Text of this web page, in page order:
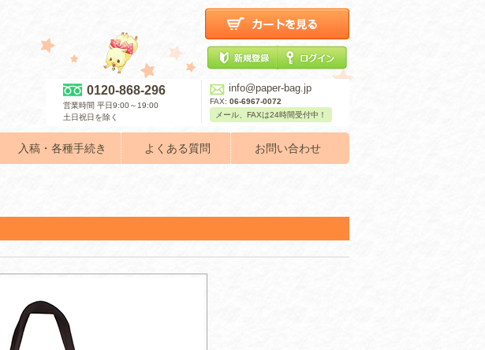
0120-868-296
営業時間 平日9:00～19:00
土日祝日を除く
info@paper-bag.jp
FAX: 06-6967-0072
メール、FAXは24時間受付中！
入稿・各種手続き よくある質問 お問い合わせ